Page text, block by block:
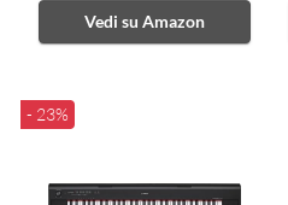
Vedi su Amazon
- 23%